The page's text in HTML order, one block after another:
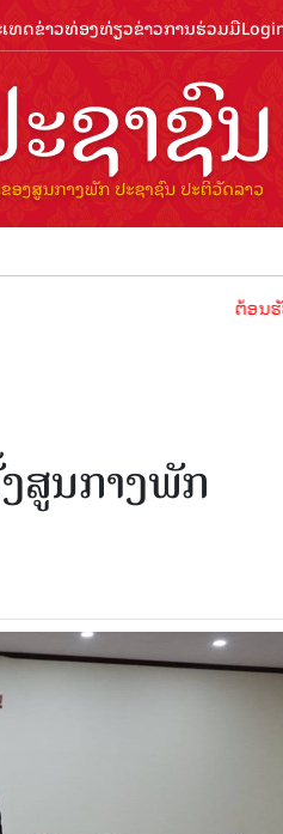
ທດຂ່າວທ່ອງທ່ຽວຂ່າວການຮ່ວມມື
ຕ້ອນຮັບປີທ່ອງ
ສູນກາງພັກ